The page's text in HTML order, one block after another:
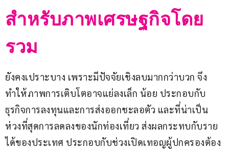
สำหรับภาพเศรษฐกิจโดย
รวม
ยังคงเปราะบาง เพราะมีปัจจัยเชิงลบมากกว่าบวก จึง
ทำให้ภาพการเติบโตอาจแย่ลงเล็ก น้อย ประกอบกับ
ธุรกิจการลงทุนและการส่งออกชะลอตัว และที่น่าเป็น
ห่วงที่สุดการลดลงของนักท่องเที่ยว ส่งผลกระทบกับราย
ได้ของประเทศ ประกอบกับช่วงเปิดเทอญผู้ปกครองต้อง